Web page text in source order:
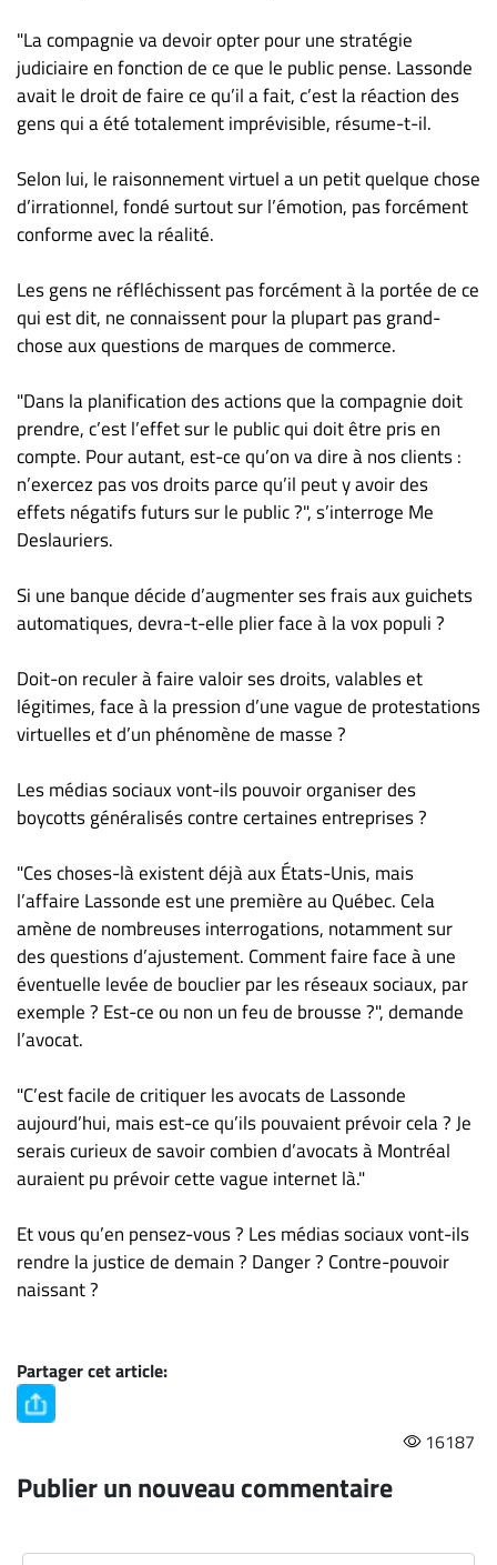
"La compagnie va devoir opter pour une stratégie
judiciaire en fonction de ce que le public pense. Lassonde
avait le droit de faire ce qu’il a fait, c’est la réaction des
gens qui a été totalement imprévisible, résume-t-il.
Selon lui, le raisonnement virtuel a un petit quelque chose
d’irrationnel, fondé surtout sur l’émotion, pas forcément
conforme avec la réalité.
Les gens ne réfléchissent pas forcément à la portée de ce
qui est dit, ne connaissent pour la plupart pas grand-
chose aux questions de marques de commerce.
"Dans la planification des actions que la compagnie doit
prendre, c’est l’effet sur le public qui doit être pris en
compte. Pour autant, est-ce qu’on va dire à nos clients :
n’exercez pas vos droits parce qu’il peut y avoir des
effets négatifs futurs sur le public ?", s’interroge Me
Deslauriers.
Si une banque décide d’augmenter ses frais aux guichets
automatiques, devra-t-elle plier face à la vox populi ?
Doit-on reculer à faire valoir ses droits, valables et
légitimes, face à la pression d’une vague de protestations
virtuelles et d’un phénomène de masse ?
Les médias sociaux vont-ils pouvoir organiser des
boycotts généralisés contre certaines entreprises ?
"Ces choses-là existent déjà aux États-Unis, mais
l’affaire Lassonde est une première au Québec. Cela
amène de nombreuses interrogations, notamment sur
des questions d’ajustement. Comment faire face à une
éventuelle levée de bouclier par les réseaux sociaux, par
exemple ? Est-ce ou non un feu de brousse ?", demande
l’avocat.
"C’est facile de critiquer les avocats de Lassonde
aujourd’hui, mais est-ce qu’ils pouvaient prévoir cela ? Je
serais curieux de savoir combien d’avocats à Montréal
auraient pu prévoir cette vague internet là."
Et vous qu’en pensez-vous ? Les médias sociaux vont-ils
rendre la justice de demain ? Danger ? Contre-pouvoir
naissant ?
Partager cet article:
16187
Publier un nouveau commentaire